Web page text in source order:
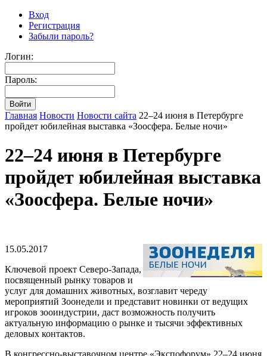
Вход
Регистрация
Забыли пароль?
Логин:
Пароль:
Главная Новости Новости сайта 22–24 июня в Петербурге
пройдет юбилейная выставка «Зоосфера. Белые ночи»
22–24 июня в Петербурге
пройдет юбилейная выставка
«Зоосфера. Белые ночи»
15.05.2017
Ключевой проект Северо-Запада,
посвященный рынку товаров и
услуг для домашних животных, возглавит череду
мероприятий Зоонедели и представит новинки от ведущих
игроков зооиндустрии, даст возможность получить
актуальную информацию о рынке и тысячи эффективных
деловых контактов.
В конгрессно-выставочном центре «Экспофорум» 22–24 июня